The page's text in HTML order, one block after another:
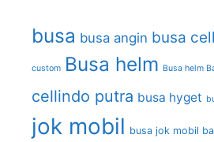
busa busa angin busa
custom Busa helm Busa helm
cellindo putra busa hyget
jok mobil busa jok mobil